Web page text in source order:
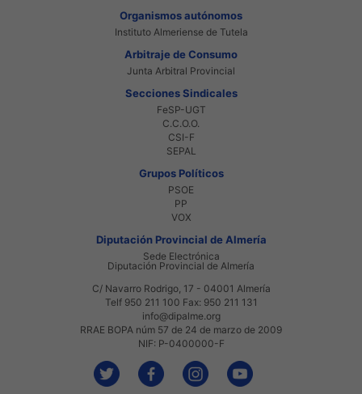
Organismos autónomos
Instituto Almeriense de Tutela
Arbitraje de Consumo
Junta Arbitral Provincial
Secciones Sindicales
FeSP-UGT
C.C.O.O.
CSI-F
SEPAL
Grupos Políticos
PSOE
PP
VOX
Diputación Provincial de Almería
Sede Electrónica
Diputación Provincial de Almería
C/ Navarro Rodrigo, 17 - 04001 Almería
Telf 950 211 100 Fax: 950 211 131
info@dipalme.org
RRAE BOPA núm 57 de 24 de marzo de 2009
NIF: P-0400000-F